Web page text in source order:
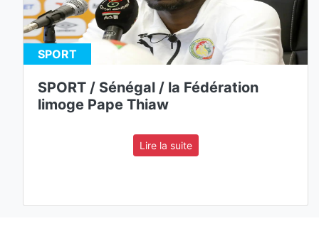
SPORT
SPORT / Sénégal / la Fédération
limoge Pape Thiaw
Lire la suite